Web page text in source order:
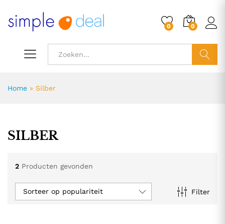
0 0
Home » Silber
SILBER
2 Producten gevonden
Filter
Sorteer op populariteit